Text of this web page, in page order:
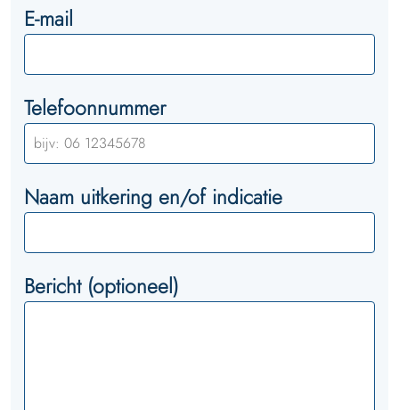
E-mail
Telefoonnummer
Naam uitkering en/of indicatie
Bericht (optioneel)